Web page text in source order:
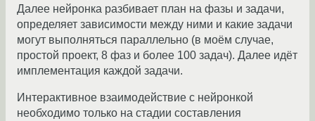
Далее нейронка разбивает план на фазы и задачи,
определяет зависимости между ними и какие задачи
могут выполняться параллельно (в моём случае,
простой проект, 8 фаз и более 100 задач). Далее идёт
имплементация каждой задачи.
Интерактивное взаимодействие с нейронкой
необходимо только на стадии составления